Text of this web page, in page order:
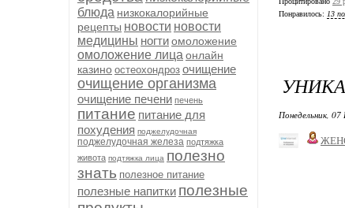
блюда низкокалорийные
рецепты новости новости
медицины ногтиомоложение
омоложение лица онлайн
казино остеохондроз очищение
очищение организма
очищение печени печень
питание питание для
похудения поджелудочная
поджелудочная железа подтяжка
живота подтяжка лица полезно
знать полезное питание
полезные напитки полезные
Понравилось: 13
Понедельник,